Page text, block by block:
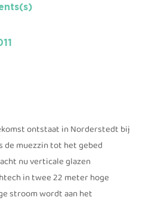
ontstaat in Norderstedt bij
de muezzin tot het gebed
nu verticale glazen
in twee 22 meter hoge
stroom wordt aan het